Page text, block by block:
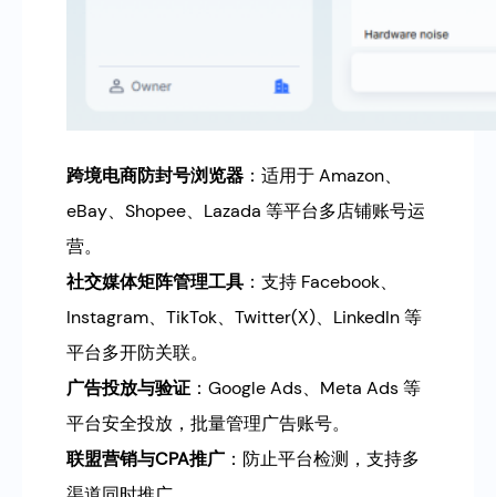
跨境电商防封号浏览器 ：适用于 Amazon、
eBay、Shopee、Lazada 等平台多店铺账号运
营。
社交媒体矩阵管理工具 ：支持 Facebook、
Instagram、TikTok、Twitter(X)、LinkedIn 等
平台多开防关联。
广告投放与验证 ：Google Ads、Meta Ads 等
平台安全投放，批量管理广告账号。
联盟营销与CPA推广 ：防止平台检测，支持多